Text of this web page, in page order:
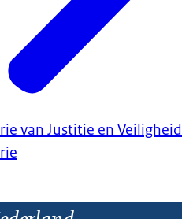
van Justitie en Veiligheid